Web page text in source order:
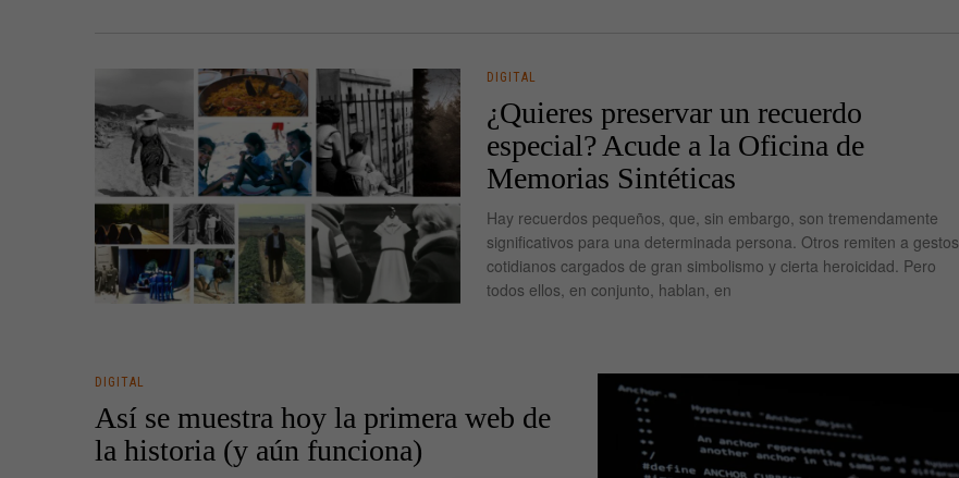
DIGITAL
¿Quieres preservar un recuerdo
especial? Acude a la Oficina de
Memorias Sintéticas
Hay recuerdos pequeños, que, sin embargo, son tremendamente
significativos para una determinada persona. Otros remiten a gestos
cotidianos cargados de gran simbolismo y cierta heroicidad. Pero
todos ellos, en conjunto, hablan, en
DIGITAL
Así se muestra hoy la primera web de
la historia (y aún funciona)